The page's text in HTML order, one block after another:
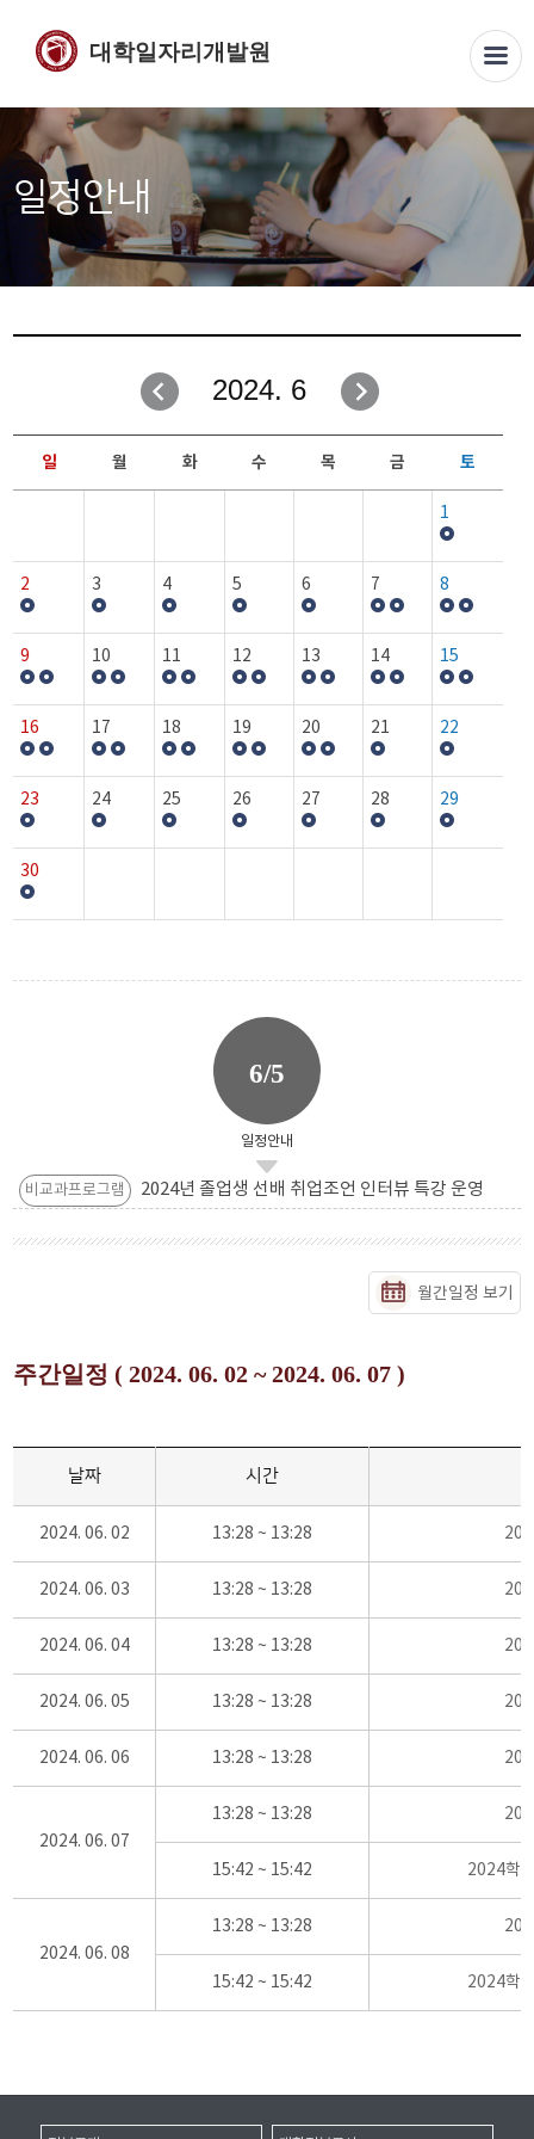
대학일자리개발원
일정안내
2024. 6
일 월 화 수 목 금 토
1
2 3 4 5 6 7 8
9 10 11 12 13 14 15
16 17 18 19 20 21 22
23 24 25 26 27 28 29
30
6/5
일정안내
비교과프로그램 2024년 졸업생 선배 취업조언 인터뷰 특강 운영
월간일정 보기
주간일정 ( 2024. 06. 02 ~ 2024. 06. 07 )
날짜 시간
2024. 06. 02 13:28 ~ 13:28
2024. 06. 03 13:28 ~ 13:28
2024. 06. 04 13:28 ~ 13:28
2024. 06. 05 13:28 ~ 13:28
2024. 06. 06 13:28 ~ 13:28
2024. 06. 07
13:28 ~ 13:28
15:42 ~ 15:42 2024학
2024. 06. 08
13:28 ~ 13:28
15:42 ~ 15:42 2024학